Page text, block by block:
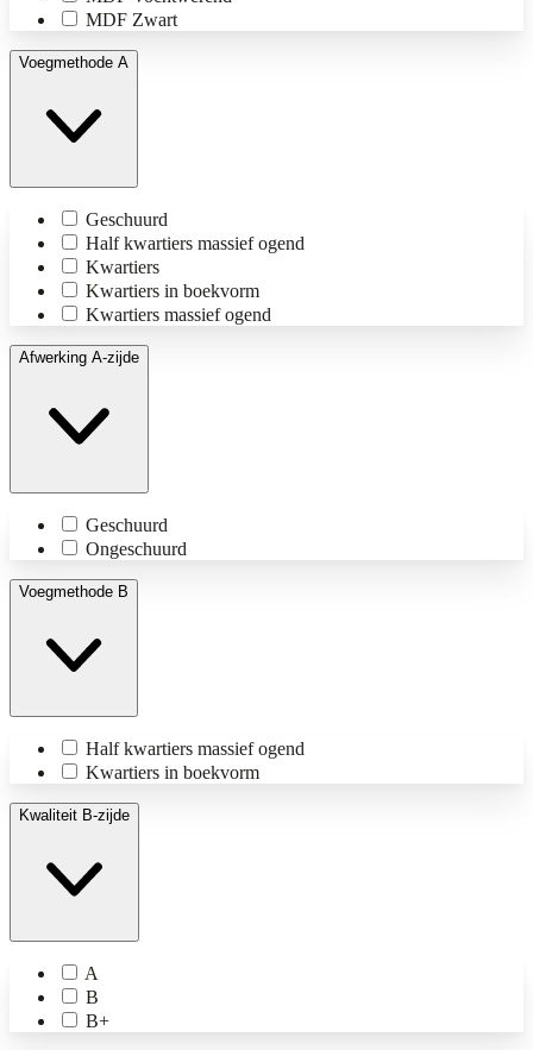
MDF Zwart
Voegmethode A
Geschuurd
Half kwartiers massief ogend
Kwartiers
Kwartiers in boekvorm
Kwartiers massief ogend
Afwerking A-zijde
Geschuurd
Ongeschuurd
Voegmethode B
Half kwartiers massief ogend
Kwartiers in boekvorm
Kwaliteit B-zijde
A
B
B+